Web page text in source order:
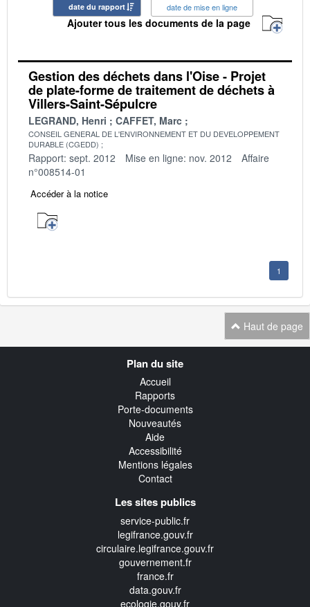
date du rapport date de mise en ligne
Ajouter tous les documents de la page
Gestion des déchets dans l'Oise - Projet
de plate-forme de traitement de déchets à
Villers-Saint-Sépulcre
LEGRAND, Henri CAFFET, Marc
CONSEIL GENERAL DE L'ENVIRONNEMENT ET DU DEVELOPPEMENT
DURABLE (CGEDD)
Rapport: sept. 2012 Mise en ligne: nov. 2012
Affaire
n°008514-01
Accéder à la notice
1
Haut de page
Plan du site
Accueil
Rapports
Porte-documents
Nouveautés
Aide
Accessibilité
Mentions légales
Contact
Les sites publics
service-public.fr
legifrance.gouv.fr
circulaire.legifrance.gouv.fr
gouvernement.fr
france.fr
data.gouv.fr
ecologie.gouv.fr